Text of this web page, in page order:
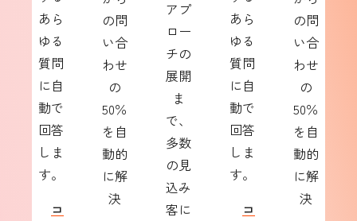
あら
ゆる
質問
に自
動で
回答
しま
す。
コ
の問
い合
わせ
の
50％
を自
動的
に解
決
アプ
ロー
チの
展開
ま
で、
多数
の見
込み
客に
あら
ゆる
質問
に自
動で
回答
しま
す。
コ
の問
い合
わせ
の
50％
を自
動的
に解
決